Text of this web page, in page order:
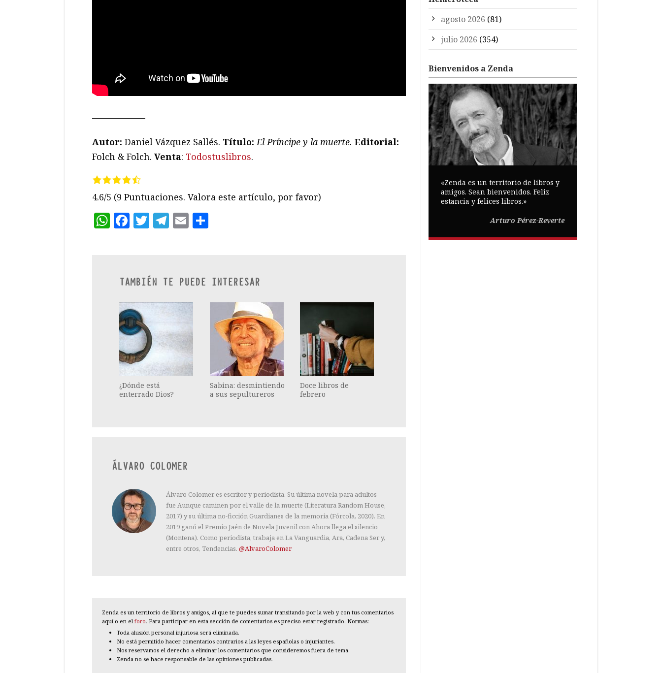
——————
Autor: Daniel Vázquez Sallés. Título:El Príncipe y la muerte. Editorial:
Folch & Folch. Venta: Todostuslibros.
4.6/5 (9 Puntuaciones. Valora este artículo, por favor)
WhatsApp
Facebook
Twitter
Telegram
Email
TAMBIÉN TE PUEDE INTERESAR
¿Dónde está
enterrado Dios?
Sabina: desmintiendo
a sus sepultureros
Doce libros de
febrero
ÁLVARO COLOMER
Álvaro Colomer es escritor y periodista. Su última novela para adultos
fue Aunque caminen por el valle de la muerte (Literatura Random House,
2017) y su última no-ficción Guardianes de la memoria (Fórcola, 2020). En
2019 ganó el Premio Jaén de Novela Juvenil con Ahora llega el silencio
(Montena). Como periodista, trabaja en La Vanguardia, Ara, Cadena Ser y,
entre otros, Tendencias. @AlvaroColomer
Zenda es un territorio de libros y amigos, al que te puedes sumar transitando por la web y con tus comentarios
aquí o en el foro. Para participar en esta sección de comentarios es preciso estar registrado. Normas:
Toda alusión personal injuriosa será eliminada.
No está permitido hacer comentarios contrarios a las leyes españolas o injuriantes.
Nos reservamos el derecho a eliminar los comentarios que consideremos fuera de tema.
Zenda no se hace responsable de las opiniones publicadas.
agosto 2026 (81)
julio 2026 (354)
Bienvenidos a Zenda
«Zenda es un territorio de libros y
amigos. Sean bienvenidos. Feliz
estancia y felices libros.»
Arturo Pérez-Reverte